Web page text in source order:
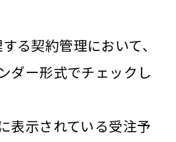
る契約管理において、
ダー形式でチェックし
表示されている受注予